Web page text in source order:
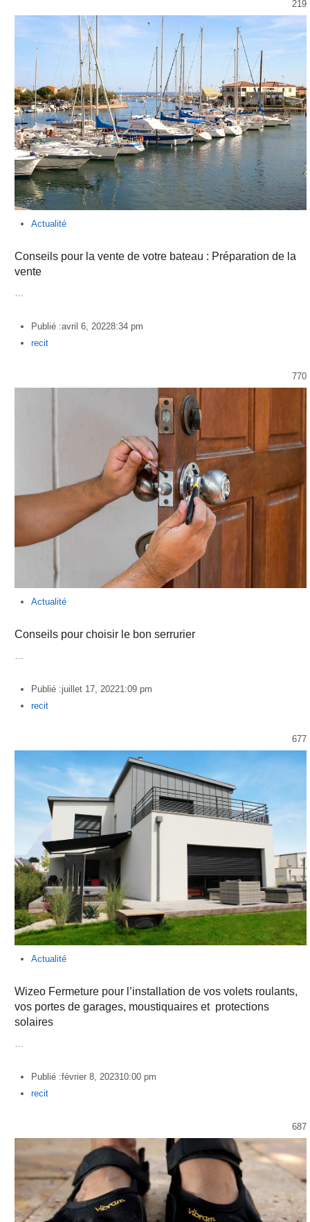
219
Actualité
Conseils pour la vente de votre bateau : Préparation de la
vente
…
Publié :avril 6, 20228:34 pm
Author
recit
770
Actualité
Conseils pour choisir le bon serrurier
…
Publié :juillet 17, 20221:09 pm
Author
recit
677
Actualité
Wizeo Fermeture pour l’installation de vos volets roulants,
vos portes de garages, moustiquaires et protections
solaires
…
Publié :février 8, 202310:00 pm
Author
recit
687